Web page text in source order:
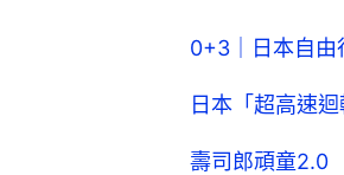
0+3｜日本自
日本「超高速
壽司郎頑童2.0